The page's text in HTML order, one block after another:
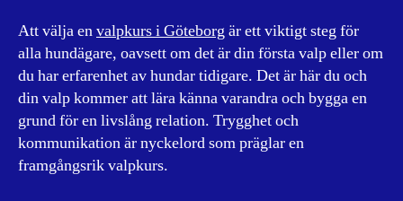
Att välja envalpkurs i Göteborgär ett viktigt steg för
alla hundägare, oavsett om det är din första valp eller om
du har erfarenhet av hundar tidigare. Det är här du och
din valp kommer att lära känna varandra och bygga en
grund för en livslång relation. Trygghet och
kommunikation är nyckelord som präglar en
framgångsrik valpkurs.